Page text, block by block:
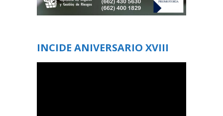
INCIDE ANIVERSARIO XVIII